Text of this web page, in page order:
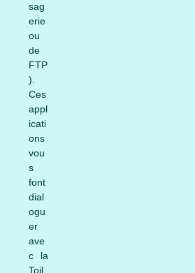
sag
erie
ou
de
FTP
).
Ces
appl
icati
ons
vou
s
font
dial
ogu
er
ave
c la
Toil